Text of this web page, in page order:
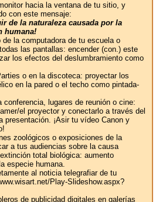
hacia la ventana de tu sitio, y
con este mensaje:
de la naturaleza causada por la
humana!
de la computadora de tu escuela o
las pantallas: encender (con.) este
los efectos del deslumbramiento como
o en la discoteca: proyectar los
en la pared o el techo como pintada-
conferencia, lugares de reunión o cine:
el proyector y conectarlo a través del
presentación. ¡Asir tu vídeo Canon y
zoológicos o exposiciones de la
a tus audiencias sobre la causa
total biológica: aumento
especie humana.
al noticia telegrafiar de tu
Play-Slideshow.aspx?
de publicidad digitales en galerías